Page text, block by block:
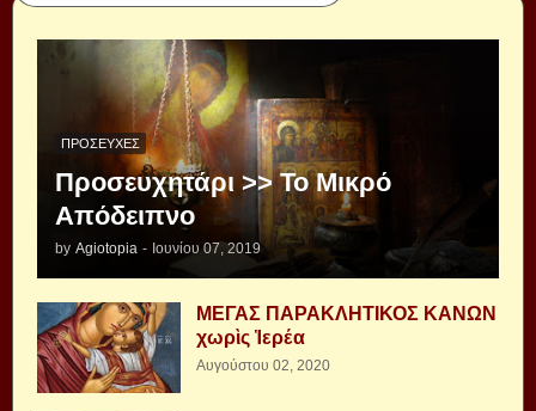
ΠΡΟΣΕΥΧΈΣ
Προσευχητάρι >> Το Μικρό
Απόδειπνο
by Agiotopia - Ιουνίου 07, 2019
ΜΕΓΑΣ ΠΑΡΑΚΛΗΤΙΚΟΣ ΚΑΝΩΝ
χωρὶς Ἱερέα
Αυγούστου 02, 2020